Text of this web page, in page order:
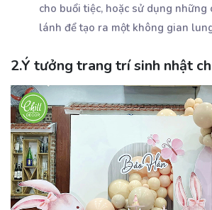
cho buổi tiệc, hoặc sử dụng những
lánh để tạo ra một không gian
2.Ý tưởng trang trí sinh nhật